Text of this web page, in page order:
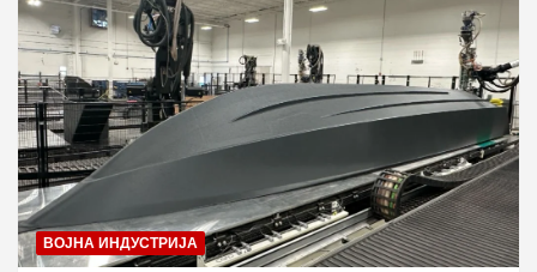
ВОЈНА ИНДУСТРИЈА